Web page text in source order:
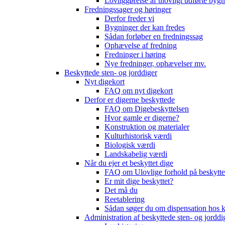
Fredningssager og høringer
Derfor freder vi
Bygninger der kan fredes
Sådan forløber en fredningssag
Ophævelse af fredning
Fredninger i høring
Nye fredninger, ophævelser mv.
Beskyttede sten- og jorddiger
Nyt digekort
FAQ om nyt digekort
Derfor er digerne beskyttede
FAQ om Digebeskyttelsen
Hvor gamle er digerne?
Konstruktion og materialer
Kulturhistorisk værdi
Biologisk værdi
Landskabelig værdi
Når du ejer et beskyttet dige
FAQ om Ulovlige forhold på
Er mit dige beskyttet?
Det må du
Reetablering
Sådan søger du om dispensation hos
Administration af beskyttede sten- og